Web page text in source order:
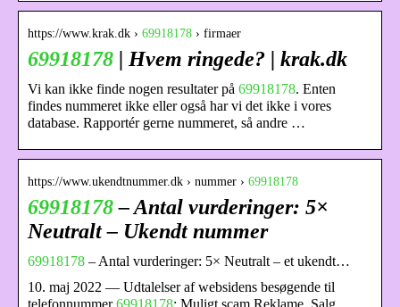
https://www.krak.dk › 69918178 › firmaer
69918178 | Hvem ringede? | krak.dk
Vi kan ikke finde nogen resultater på 69918178. Enten
findes nummeret ikke eller også har vi det ikke i vores
database. Rapportér gerne nummeret, så andre …
https://www.ukendtnummer.dk › nummer › 69918178
69918178– Antal vurderinger: 5×
Neutralt – Ukendt nummer
69918178 – Antal vurderinger: 5× Neutralt – et ukendt…
10. maj 2022 — Udtalelser af websidens besøgende til
telefonnummer69918178: Muligt scam Reklame. Salg